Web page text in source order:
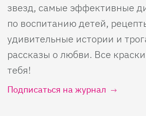
звезд, самые эффективные
по воспитанию детей,
удивительные истории и
рассказы о любви. Все
тебя!
Подписаться на журнал